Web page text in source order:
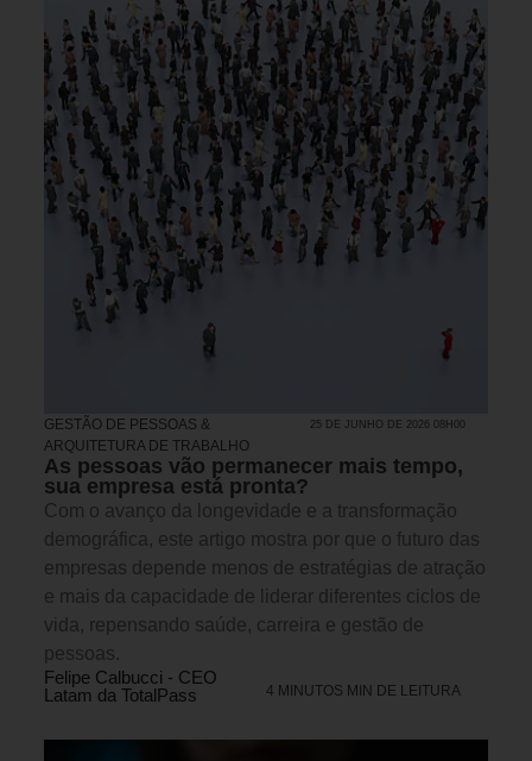
GESTÃO DE PESSOAS &
ARQUITETURA DE TRABALHO
25 DE JUNHO DE 2026 08H00
As pessoas vão permanecer mais tempo,
sua empresa está pronta?
Com o avanço da longevidade e a transformação
demográfica, este artigo mostra por que o futuro das
empresas depende menos de estratégias de atração
e mais da capacidade de liderar diferentes ciclos de
vida, repensando saúde, carreira e gestão de
pessoas.
Felipe Calbucci - CEO
Latam da TotalPass
4 MINUTOS MIN DE LEITURA